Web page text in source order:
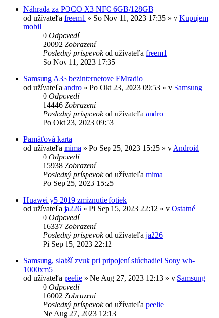
Náhrada za POCO X3 NFC 6GB/128GB
od užívateľa freem1 » So Nov 11, 2023 17:35 » v Kupujem
mobil
0 Odpovedí
20092 Zobrazení
Posledný príspevokod užívateľa freem1
So Nov 11, 2023 17:35
Samsung A33 bezinternetove FMradio
od užívateľa andro » Po Okt 23, 2023 09:53 » v Samsung
0 Odpovedí
14446 Zobrazení
Posledný príspevokod užívateľa andro
Po Okt 23, 2023 09:53
Pamäťová karta
od užívateľa mima » Po Sep 25, 2023 15:25 » v Android
0 Odpovedí
15938 Zobrazení
Posledný príspevokod užívateľa mima
Po Sep 25, 2023 15:25
Huawei y5 2019 zmiznutie fotiek
od užívateľa ja226 » Pi Sep 15, 2023 22:12 » v Ostatné
0 Odpovedí
16337 Zobrazení
Posledný príspevokod užívateľa ja226
Pi Sep 15, 2023 22:12
Samsung, slabší zvuk pri pripojení slúchadiel Sony wh-
1000xm5
od užívateľa peelie » Ne Aug 27, 2023 12:13 » v Samsung
0 Odpovedí
16002 Zobrazení
Posledný príspevokod užívateľa peelie
Ne Aug 27, 2023 12:13